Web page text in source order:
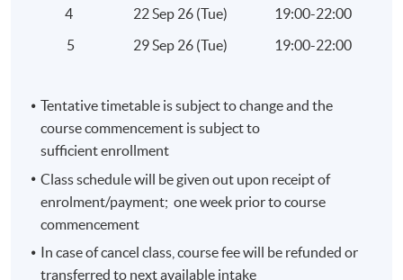
或其他港島區分校
4
22 Sep 26 (Tue)
19:00-22:00
5
29 Sep 26 (Tue) 19:00-22:00
Tentative timetable is subject to change and the
course commencement is subject to
sufficient enrollment
Class schedule will be given out upon receipt of
enrolment/payment; one week prior to course
commencement
In case of cancel class, course fee will be refunded or
transferred to next available intake